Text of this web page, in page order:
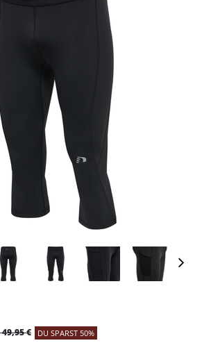
49,95 € DU SPARST 50%